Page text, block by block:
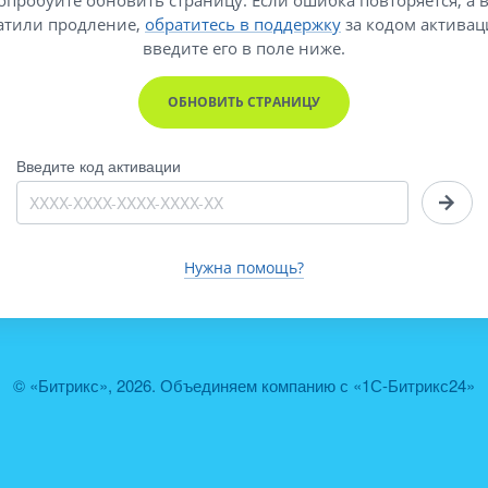
© «Битрикс», 2026. Объединяем компанию с «1С-Битрикс24»
продление, обратитесь в поддержку за кодом
введите его в поле ниже.
ОБНОВИТЬ СТРАНИЦУ
Введите код активации
Нужна помощь?